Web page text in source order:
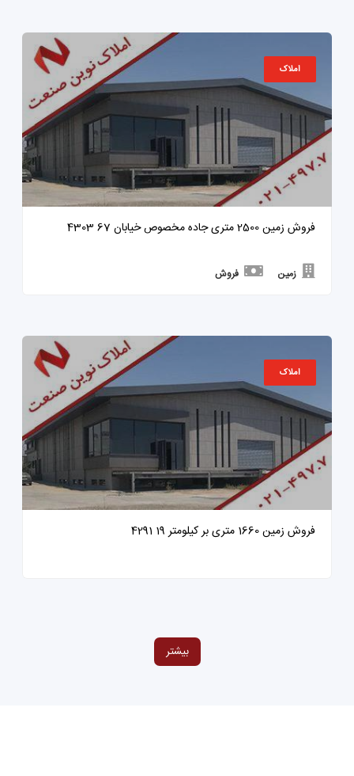
املاک
فروش زمین 2500 متری جاده مخصوص خیابان 67 4303
زمین فروش
املاک
فروش زمین 1660 متری بر کیلومتر 19 4291
بیشتر